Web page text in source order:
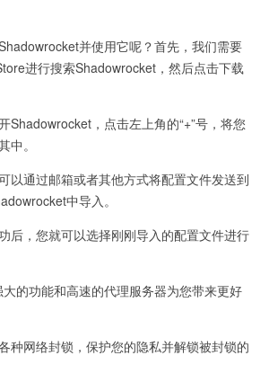
并使用它呢？首先，我们需要
进行搜索Shadowrocket，然后点击下载
，点击左上角的“+”号，将您
中。
通过邮箱或者其他方式将配置文件发送到
中导入。
，您就可以选择刚刚导入的配置文件进行
功能和高速的代理服务器为您带来更好
网络封锁，保护您的隐私并解锁被封锁的